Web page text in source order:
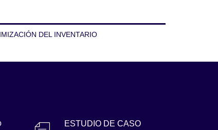
DEL INVENTARIO
ESTUDIO DE CASO